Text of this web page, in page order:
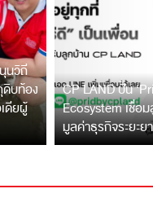
นวิถี
บท้อง
ดียผู้
CP LAND ปั้น
Ecosystem เชื่อ
มูลค่าธุรกิจระยะย